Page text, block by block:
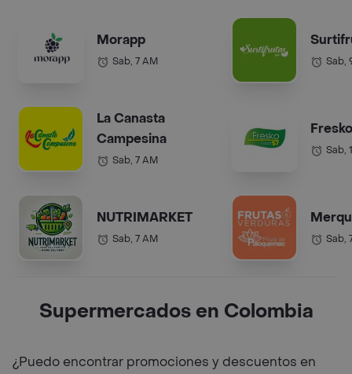
Morapp
Sab, 7 AM
La Canasta
Campesina
Sab, 7 AM
NUTRIMARKET
Sab, 7 AM
Sab,
Sab,
Sab,
Supermercados en Colombia
¿Puedo encontrar promociones y descuentos en